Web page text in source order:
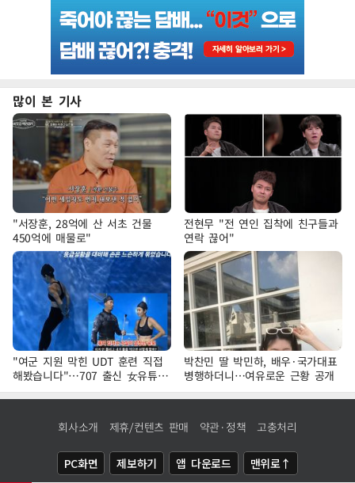
많이 본 기사
"서장훈, 28억에 산 서초 건물
450억에 매물로"
전현무 "전 연인 집착에 친구들과
연락 끊어"
"여군 지원 막힌 UDT 훈련 직접
해봤습니다"…707 출신 女유튜버
'완벽 소화'
박찬민 딸 박민하, 배우·국가대표
병행하더니…여유로운 근황 공개
회사소개 제휴/컨텐츠 판매 약관·정책 고충처리
PC화면 제보하기 앱 다운로드 맨위로↑